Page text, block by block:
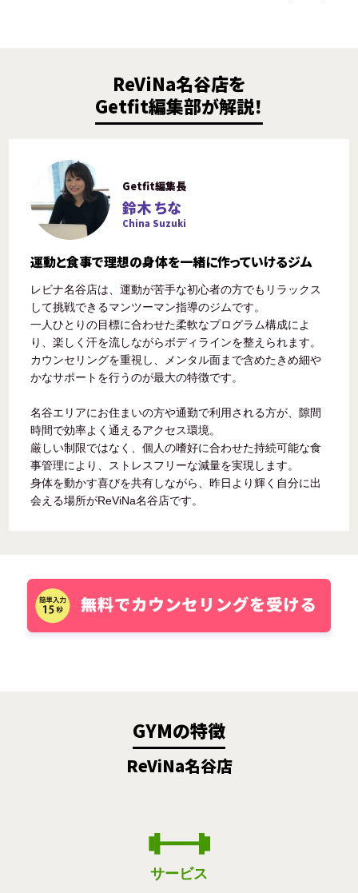
ReViNa名谷店を
Getfit編集部が解説！
Getfit編集長
鈴木 ちな
China Suzuki
運動と食事で理想の身体を一緒に作っていけるジム
レビナ名谷店は、運動が苦手な初心者の方でもリラックス
して挑戦できるマンツーマン指導のジムです。
一人ひとりの目標に合わせた柔軟なプログラム構成によ
り、楽しく汗を流しながらボディラインを整えられます。
カウンセリングを重視し、メンタル面まで含めたきめ細や
かなサポートを行うのが最大の特徴です。
名谷エリアにお住まいの方や通勤で利用される方が、隙間
時間で効率よく通えるアクセス環境。
厳しい制限ではなく、個人の嗜好に合わせた持続可能な食
事管理により、ストレスフリーな減量を実現します。
身体を動かす喜びを共有しながら、昨日より輝く自分に出
会える場所がReViNa名谷店です。
GYMの特徴
ReViNa名谷店
サービス